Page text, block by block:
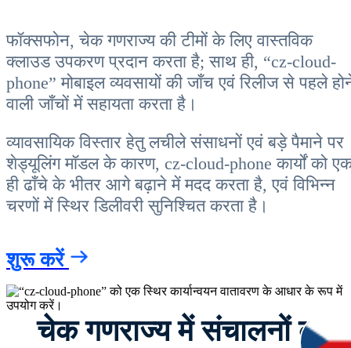
फॉक्सफोन, चेक गणराज्य की टीमों के लिए वास्तविक
क्लाउड उपकरण प्रदान करता है; साथ ही, “cz-cloud-
phone” मोबाइल व्यवसायों की जाँच एवं रिलीज से पहले
वाली जाँचों में सहायता करता है।
व्यावसायिक विस्तार हेतु लचीले संसाधनों एवं बड़े पैमाने पर
शेड्यूलिंग मॉडल के कारण, cz-cloud-phone कार्यों को
ही ढाँचे के भीतर आगे बढ़ाने में मदद करता है, एवं विभिन्न
चरणों में स्थिर डिलीवरी सुनिश्चित करता है।
शुरू करें
चेक गणराज्य में संचालनों का